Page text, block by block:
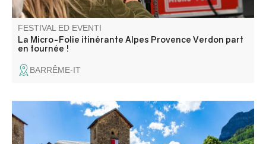
FESTIVAL ED EVENTI
La Micro-Folie itinérante Alpes Provence Verdon part
en tournée !
BARRÊME-IT
Aromi, profumi, gioielli, lavori in legno, in pelle, strumenti
musicali... Circa sessanta espositori presentano creazioni